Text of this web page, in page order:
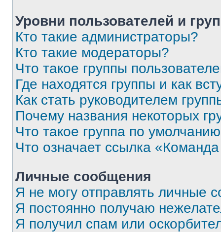
Уровни пользователей и
Кто такие администраторы?
Кто такие модераторы?
Что такое группы
Где находятся группы и как
Как стать руководителем
Почему названия некоторых
Что такое группа по
Что означает ссылка
Личные сообщения
Я не могу отправлять личные
Я постоянно получаю
Я получил спам или